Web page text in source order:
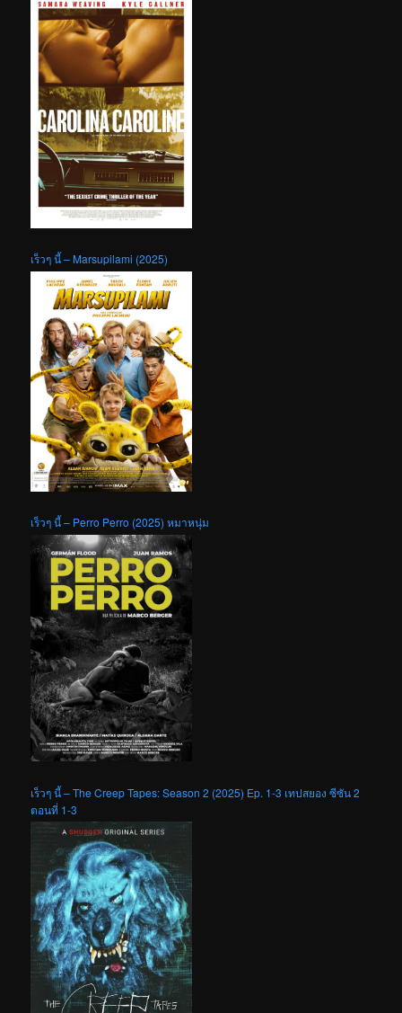
เร็วๆ นี้ – Marsupilami (2025)
เร็วๆ นี้ – Perro Perro (2025) หมาหนุ่ม
เร็วๆ นี้ – The Creep Tapes: Season 2 (2025) Ep. 1-3 เทปสยอง ซีซัน 2
ตอนที่ 1-3